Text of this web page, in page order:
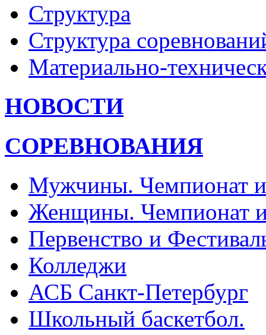
Структура
Структура
Материально-
НОВОСТИ
СОРЕВНОВАНИЯ
Мужчины. Чемпионат и
Женщины. Чемпионат и
Первенство и
Колледжи
АСБ Санкт-Петербург
Школьный баскетбол.